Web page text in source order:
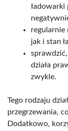
ładowarki
regularnie
jak i stan
działa
zwykle.
Tego rodzaju
przegrzewania,
Dodatkowo,